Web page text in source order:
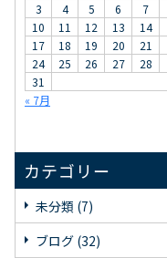
3
4 5 6 7
10
11 12 13 14
17
18 19 20 21
24
25 26 27 28
31
« 7月
カテゴリー
未分類 (7)
ブログ (32)